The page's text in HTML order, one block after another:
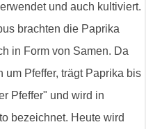
und auch kultiviert.
brachten die Paprika
in Form von Samen. Da
um Pfeffer, trägt Paprika bis
Pfeffer" und wird in
bezeichnet. Heute wird